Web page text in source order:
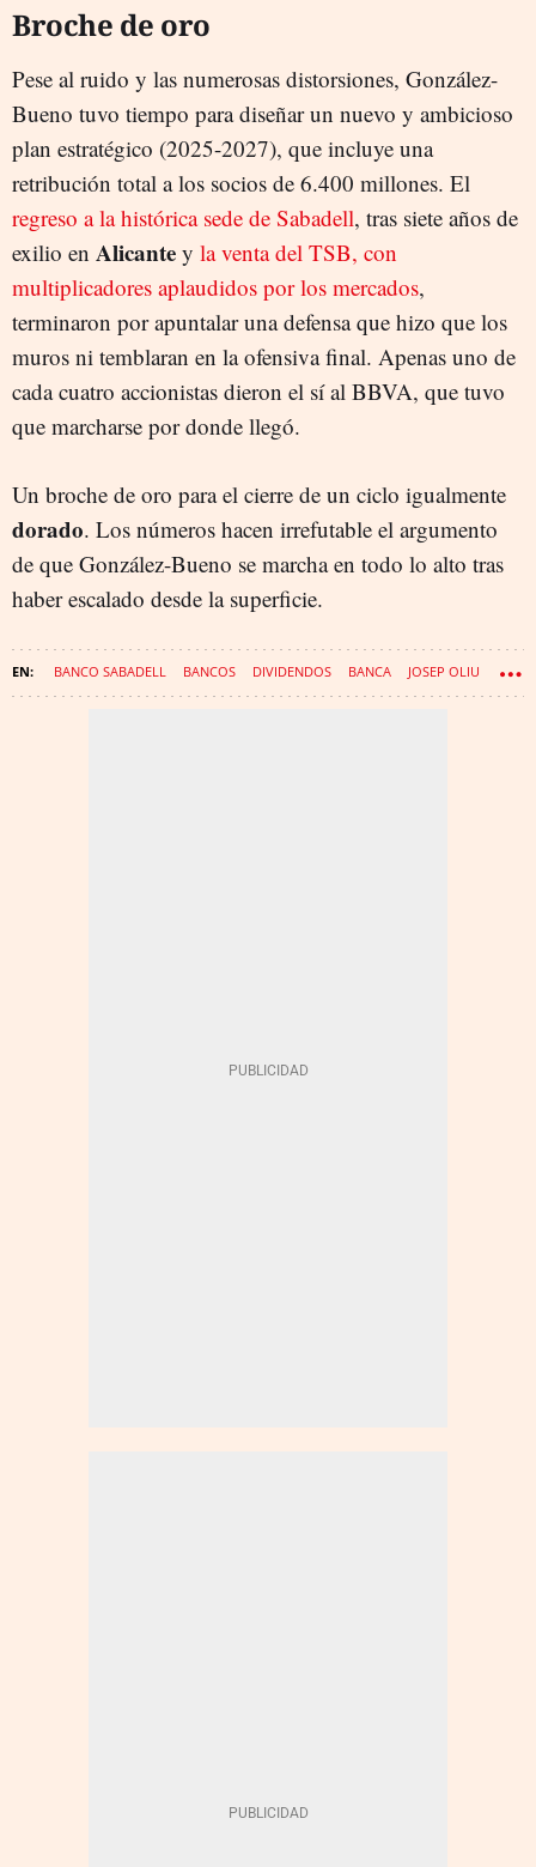
Broche de oro
Pese al ruido y las numerosas distorsiones, González-
Bueno tuvo tiempo para diseñar un nuevo y ambicioso
plan estratégico (2025-2027), que incluye una
retribución total a los socios de 6.400 millones. El
regreso a la histórica sede de Sabadell, tras siete años de
exilio en Alicante y la venta del TSB, con
multiplicadores aplaudidos por los mercados,
terminaron por apuntalar una defensa que hizo que los
muros ni temblaran en la ofensiva final. Apenas uno de
cada cuatro accionistas dieron el sí al BBVA, que tuvo
que marcharse por donde llegó.
Un broche de oro para el cierre de un ciclo igualmente
dorado. Los números hacen irrefutable el argumento
de que González-Bueno se marcha en todo lo alto tras
haber escalado desde la superficie.
BANCO SABADELL BANCOS DIVIDENDOS BANCA JOSEP OLIU